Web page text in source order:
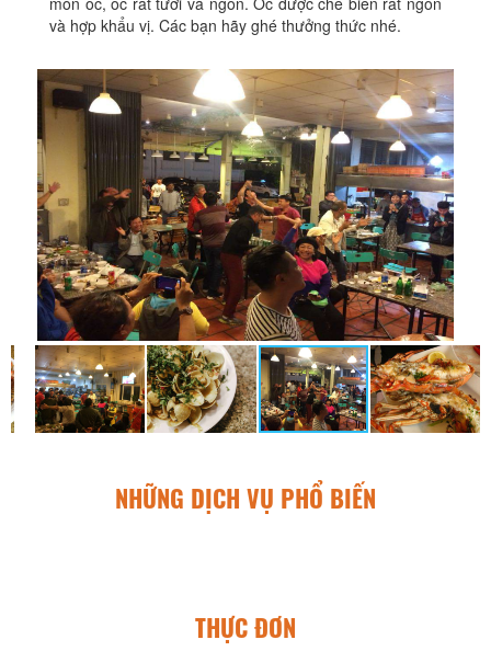
và hợp khẩu vị. Các bạn hãy ghé thưởng thức nhé.
NHỮNG DỊCH VỤ PHỔ BIẾN
THỰC ĐƠN